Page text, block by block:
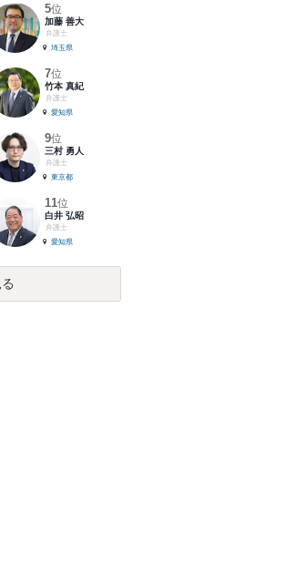
5位
加藤 善大
弁護士
埼玉県
7位
竹本 真紀
弁護士
愛知県
9位
三村 勇人
弁護士
東京都
11位
白井 弘昭
弁護士
愛知県